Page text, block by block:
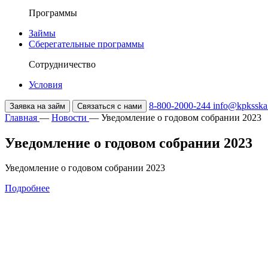
Программы
Займы
Сберегательные программы
Сотрудничество
Условия
Заявка на займ Связаться с нами 8-800-2000-244
Главная — Новости — Уведомление о годовом собрании 2023
Уведомление о годовом собрании 2023
Уведомление о годовом собрании 2023
Подробнее